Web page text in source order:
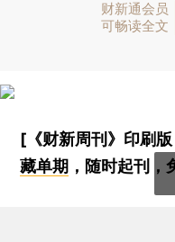
财新通会员
可畅读全文
[《财新周刊》印刷版
藏单期 ，随时起刊，